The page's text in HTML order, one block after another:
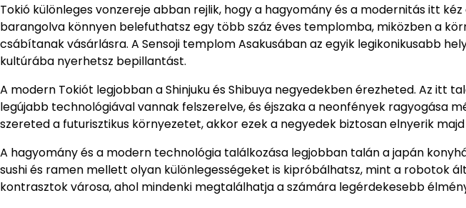
Tokió különleges vonzereje abban rejlik, hogy a hagyomány és a modernitás itt
barangolva könnyen belefuthatsz egy több száz éves templomba, miközben a
csábítanak vásárlásra. A Sensoji templom Asakusában az egyik legikonikusabb
kultúrába nyerhetsz bepillantást.
A modern Tokiót legjobban a Shinjuku és Shibuya negyedekben érezheted. Az itt
legújabb technológiával vannak felszerelve, és éjszaka a neonfények ragyogása
szereted a futurisztikus környezetet, akkor ezek a negyedek biztosan elnyerik
A hagyomány és a modern technológia találkozása legjobban talán a japán
sushi és ramen mellett olyan különlegességeket is kipróbálhatsz, mint a robotok
kontrasztok városa, ahol mindenki megtalálhatja a számára legérdekesebb